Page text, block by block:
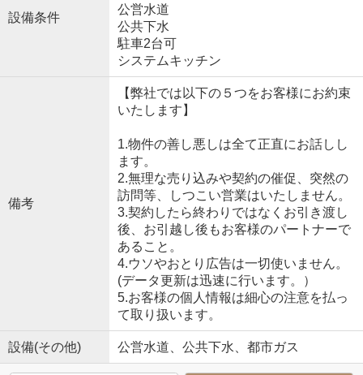
設備条件
公営水道
公共下水
駐車2台可
システムキッチン
備考
【弊社では以下の５つをお客様にお約束
いたします】
1.物件の善し悪しは全て正直にお話しし
ます。
2.無理な売り込みや契約の催促、突然の
訪問等、しつこい営業はいたしません。
3.契約したら終わりではなくお引き渡し
後、お引越し後もお客様のパートナーで
あること。
4.ウソやおとり広告は一切使いません。
(データ更新は迅速に行います。）
5.お客様の個人情報は細心の注意を払っ
て取り扱います。
設備(その他) 公営水道、公共下水、都市ガス